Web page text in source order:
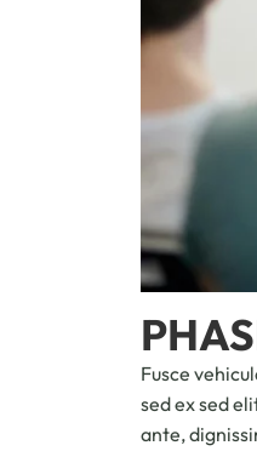
Fusce
sed ex sed
ante,